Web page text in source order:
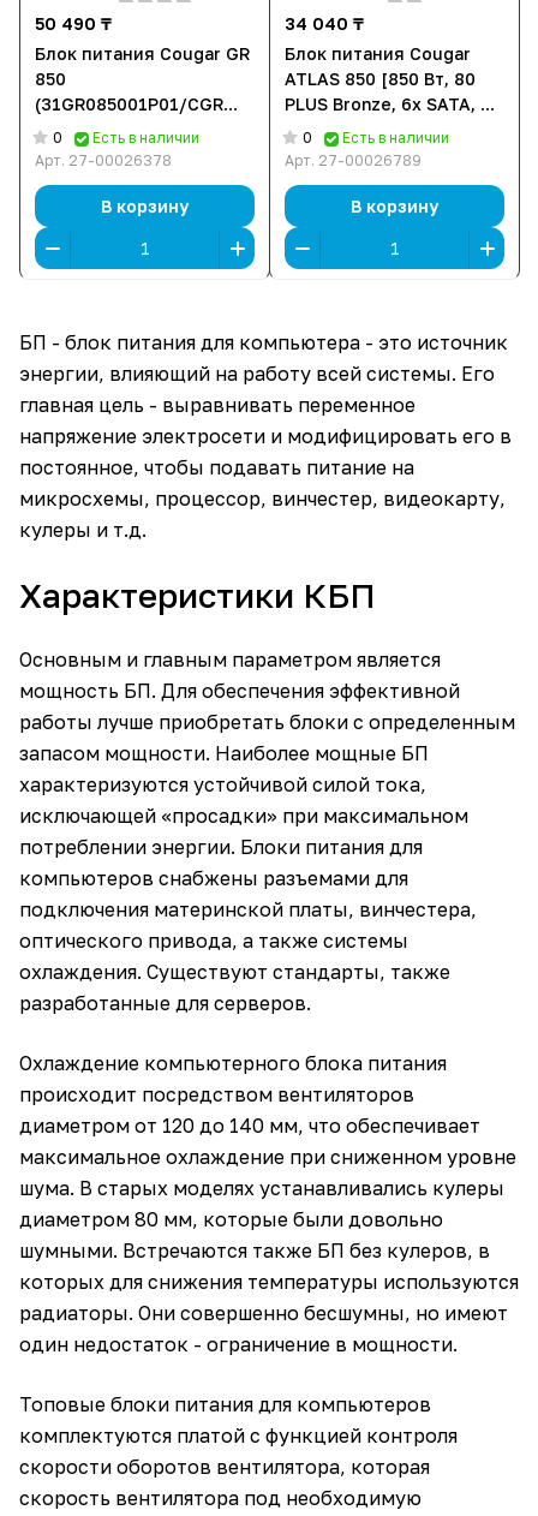
50 490 ₸
Блок питания Cougar GR
850
(31GR085001P01/CGR
GDN-850) [850 Вт, 80
PLUS Gold, 6x SATA, 1 x
6+2 pin PCIe, 2x 4+4 pin
CPU, ATX]
0
Есть в наличии
Арт. 27-00026378
В корзину
34 040 ₸
Блок питания Cougar
ATLAS 850 [850 Вт, 80
PLUS Bronze, 6x SATA, 2
x 6+2 pin PCIe, 2x 4+4 pin
CPU, ATX]
0
Есть в наличии
Арт. 27-00026789
В корзину
БП - блок питания для компьютера - это источник
энергии, влияющий на работу всей системы. Его
главная цель - выравнивать переменное
напряжение электросети и модифицировать его в
постоянное, чтобы подавать питание на
микросхемы, процессор, винчестер, видеокарту,
кулеры и т.д.
Характеристики КБП
Основным и главным параметром является
мощность БП. Для обеспечения эффективной
работы лучше приобретать блоки с определенным
запасом мощности. Наиболее мощные БП
характеризуются устойчивой силой тока,
исключающей «просадки» при максимальном
потреблении энергии. Блоки питания для
компьютеров снабжены разъемами для
подключения материнской платы, винчестера,
оптического привода, а также системы
охлаждения. Существуют стандарты, также
разработанные для серверов.
Охлаждение компьютерного блока питания
происходит посредством вентиляторов
диаметром от 120 до 140 мм, что обеспечивает
максимальное охлаждение при сниженном уровне
шума. В старых моделях устанавливались кулеры
диаметром 80 мм, которые были довольно
шумными. Встречаются также БП без кулеров, в
которых для снижения температуры используются
радиаторы. Они совершенно бесшумны, но имеют
один недостаток - ограничение в мощности.
Топовые блоки питания для компьютеров
комплектуются платой с функцией контроля
скорости оборотов вентилятора, которая
скорость вентилятора под необходимую